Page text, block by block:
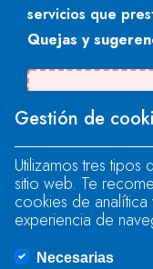
servicios que
Quejas y
"text".
Se produjo
"text".
Gestión de
Utilizamos tres
sitio web. Te
cookies de
experiencia de
Necesarias